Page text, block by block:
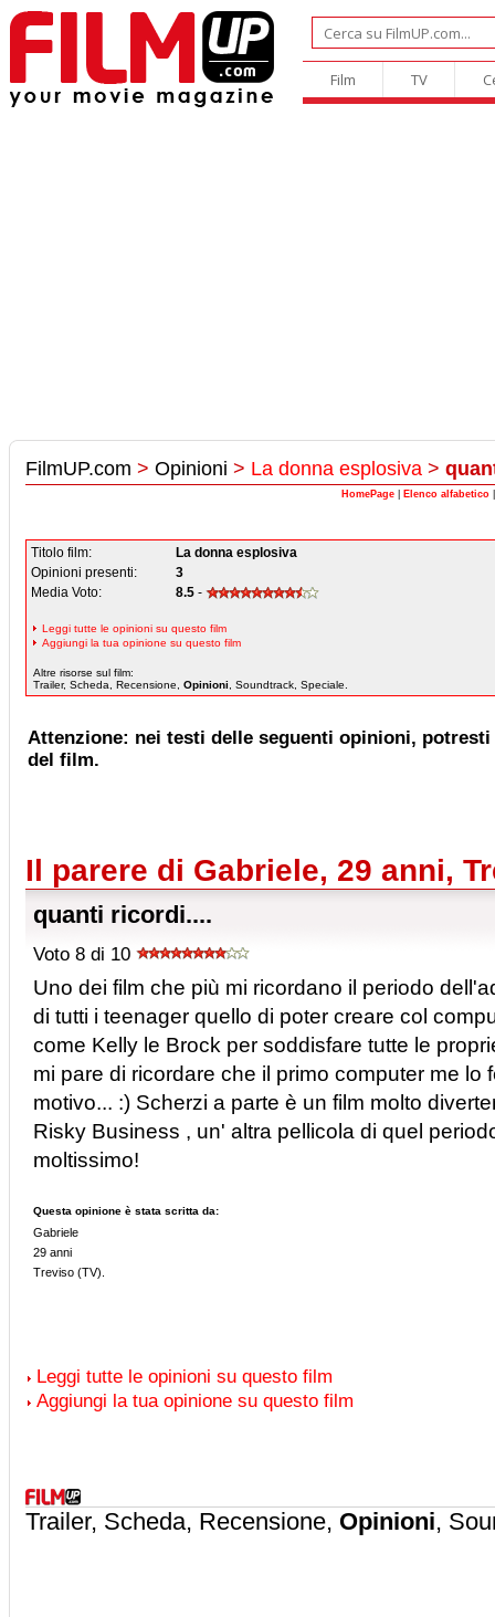
Film TV
FilmUP.com > Opinioni > La donna esplosiva >
HomePage Elenco alfabetico
Titolo film:
La donna esplosiva
Opinioni presenti:
3
Media Voto:
8.5 -
Leggi tutte le opinioni su questo film
Aggiungi la tua opinione su questo film
Altre risorse sul film:
Trailer, Scheda, Recensione, Opinioni , Soundtrack, Speciale.
Attenzione: nei testi delle seguenti opinioni,
del film.
Il parere di Gabriele, 29 anni,
quanti ricordi....
Voto 8 di 10
Uno dei film che più mi ricordano il periodo
di tutti i teenager quello di poter creare col
come Kelly le Brock per soddisfare tutte le
mi pare di ricordare che il primo computer me lo
motivo... :) Scherzi a parte è un film molto
Risky Business , un' altra pellicola di quel
moltissimo!
Questa opinione è stata scritta da:
Gabriele
29 anni
Treviso (TV).
Leggi tutte le opinioni su questo film
Aggiungi la tua opinione su questo film
Trailer, Scheda, Recensione, Opinioni,